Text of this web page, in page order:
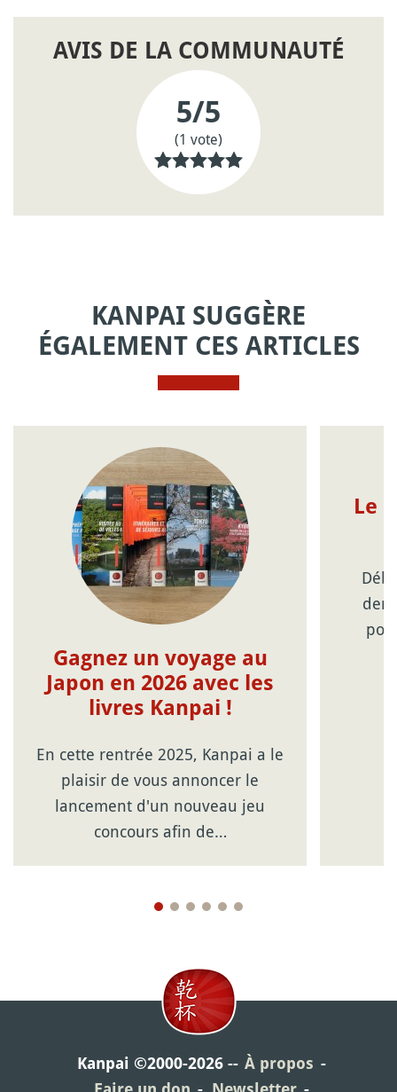
AVIS DE LA COMMUNAUTÉ
5/5
(1 vote)
KANPAI SUGGÈRE
ÉGALEMENT CES ARTICLES
Gagnez un voyage au
Japon en 2026 avec les
livres Kanpai !
En cette rentrée 2025, Kanpai a le
plaisir de vous annoncer le
lancement d'un nouveau jeu
concours afin de…
Le
Kanpai ©2000-2026
À propos